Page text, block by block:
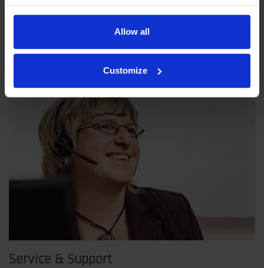
Allow all
Customize
Indexator Rotator Systems AB har en företagsfilosofi som är
en gemensam bild av hur vår verksamhet ska bedrivas.
Service & Support